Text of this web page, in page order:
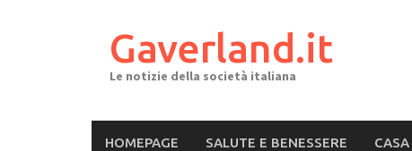
Gaverland.it
Le notizie della società italiana
HOMEPAGE SALUTE E BENESSERE CASA